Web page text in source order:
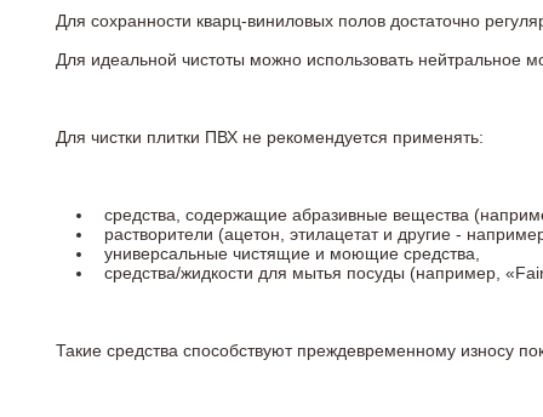
Для сохранности кварц-виниловых полов достаточно
Для идеальной чистоты можно использовать
Для чистки плитки ПВХ не рекомендуется применять:
средства, содержащие абразивные вещества
растворители (ацетон, этилацетат и другие -
универсальные чистящие и моющие средства,
средства/жидкости для мытья посуды (например,
Такие средства способствуют преждевременному износу